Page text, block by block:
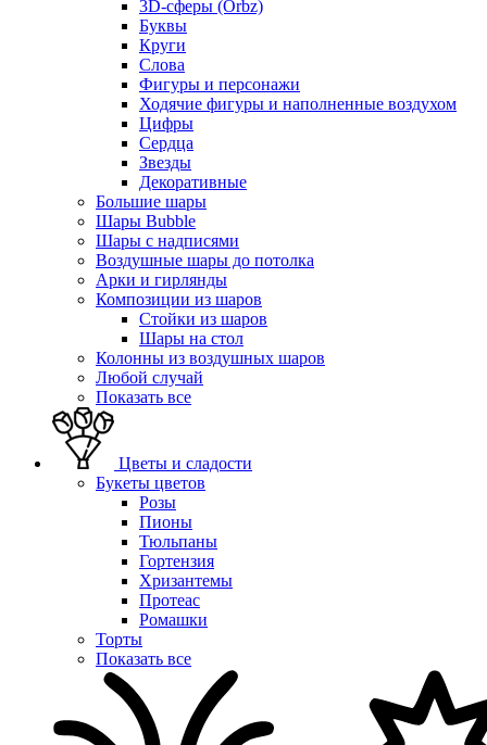
3D-сферы (Orbz)
Буквы
Круги
Слова
Фигуры и персонажи
Ходячие фигуры и наполненные воздухом
Цифры
Сердца
Звезды
Декоративные
Большие шары
Шары Bubble
Шары с надписями
Воздушные шары до потолка
Арки и гирлянды
Композиции из шаров
Стойки из шаров
Шары на стол
Колонны из воздушных шаров
Любой случай
Показать все
Цветы и сладости
Букеты цветов
Розы
Пионы
Тюльпаны
Гортензия
Хризантемы
Протеас
Ромашки
Торты
Показать все